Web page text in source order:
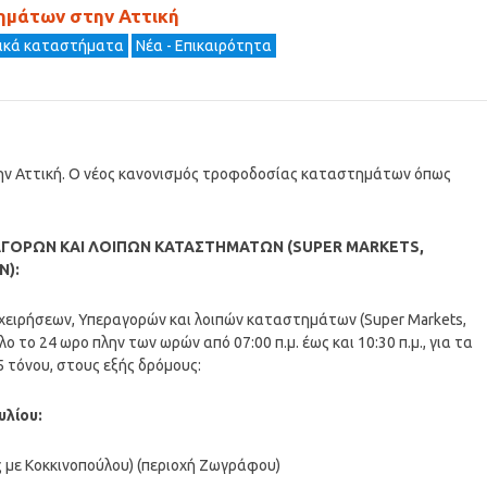
στην Αττική
καταστήματα Νέα - Επικαιρότητα
Αττική. Ο νέος κανονισμός τροφοδοσίας καταστημάτων όπως
ΚΑΙ ΛΟΙΠΩΝ ΚΑΤΑΣΤΗΜΑΤΩΝ (SUPER MARKETS,
Υπεραγορών και λοιπών καταστημάτων (Super Markets,
το 24 ωρο πλην των ωρών από 07:00 π.μ. έως και 10:30 π.μ., για τα
στους εξής δρόμους:
Κοκκινοπούλου) (περιοχή Ζωγράφου)